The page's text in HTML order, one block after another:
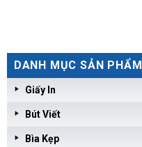
DANH MỤC SẢN PHẨM
Giấy In
Bút Viết
Bìa Kẹp